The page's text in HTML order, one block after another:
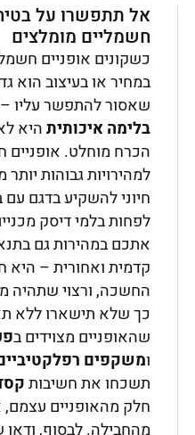
אל תתפשרו על
חשמליים מומלצים
כשקונים אופניים
במחיר או בעיצוב הוא
שאסור להתפשר עליו –
בלימה איכותיתהיא
הכרח מוחלט. אופניים
למהירויות גבוהות יותר
חיוני להשקיע בדגם עם
לפחות בלמי דיסק
אתכם במהירות גם
קדמית ואחורית – היא
החשכה, ורצוי שתהיה
כך שלא תישארו ללא
שהאופניים מצוידים ב
ומשקפים
תשכחו את חשיבות
חלק מהאופניים